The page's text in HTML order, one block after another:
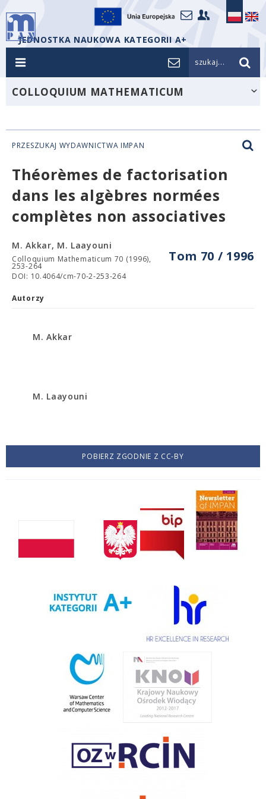
JEDNOSTKA NAUKOWA KATEGORII A+
szukaj...
COLLOQUIUM MATHEMATICUM
PRZESZUKAJ WYDAWNICTWA IMPAN
Théorèmes de factorisation
dans les algèbres normées
complètes non associatives
Tom 70 / 1996
M. Akkar, M. Laayouni
Colloquium Mathematicum 70 (1996),
253-264
DOI: 10.4064/cm-70-2-253-264
Autorzy
M. Akkar
M. Laayouni
POBIERZ ZGODNIE Z CC-BY